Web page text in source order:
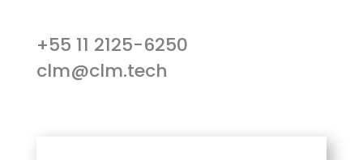
+55 11 2125-6250
clm@clm.tech